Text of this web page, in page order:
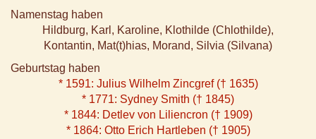
Namenstag haben
Hildburg, Karl, Karoline, Klothilde (Chlothilde),
Kontantin, Mat(t)hias, Morand, Silvia (Silvana)
Geburtstag haben
* 1591: Julius Wilhelm Zincgref († 1635)
* 1771: Sydney Smith († 1845)
* 1844: Detlev von Liliencron († 1909)
* 1864: Otto Erich Hartleben († 1905)